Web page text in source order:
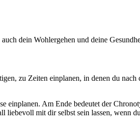
dein Wohlergehen und deine
zu Zeiten einplanen, in denen du
einplanen. Am Ende bedeutet der
liebevoll mit dir selbst sein lassen, wenn